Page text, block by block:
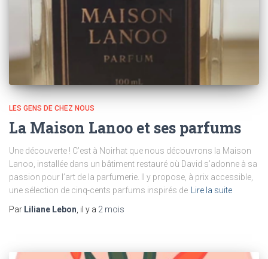
LES GENS DE CHEZ NOUS
La Maison Lanoo et ses parfums
Une découverte ! C’est à Noirhat que nous découvrons la Maison
Lanoo, installée dans un bâtiment restauré où David s’adonne à sa
passion pour l’art de la parfumerie. Il y propose, à prix accessible,
une sélection de cinq-cents parfums inspirés de
Lire la suite
Par Liliane Lebon , il y a 2 mois